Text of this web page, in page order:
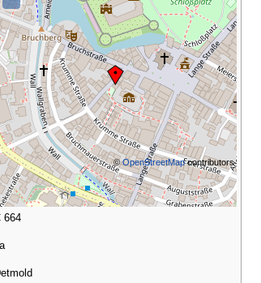
©OpenStreetMapcontributors
664